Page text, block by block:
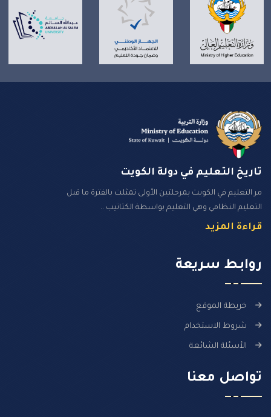
تاريخ التعليم في دولة الكويت
مر التعليم في الكويت بمرحلتين الأولى تمثلت بالفترة ما قبل
التعليم النظامي وهي التعليم بواسطة الكتاتيب ..
قراءة المزيد
روابـط سـريعة
خريطة الموقع
شروط الاستخدام
الأسئلة الشائعة
تواصل معنا